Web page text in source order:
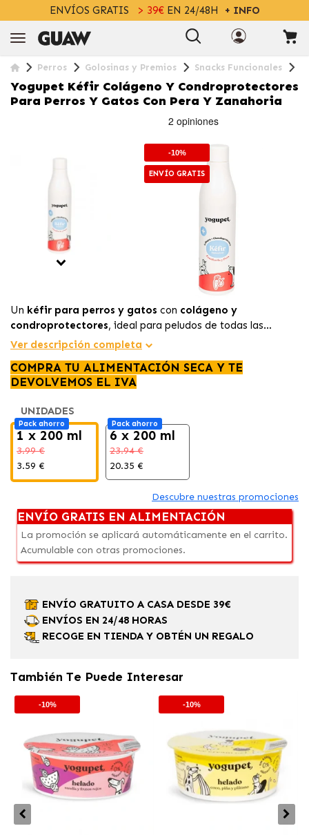
ENVÍOS GRATIS > 39€EN 24/48H + INFO
Perros Golosinas y Premios Snacks Funcionales
Yogupet Kéfir Colágeno Y Condroprotectores
Para Perros Y Gatos Con Pera Y Zanahoria
-10%
ENVÍO GRATIS
Un kéfir para perros y gatos con colágeno y
condroprotectores, ideal para peludos de todas las
edades que necesitan un snack funcional que apoye las
alimentación diaria.
Ver descripción completa
COMPRA TU ALIMENTACIÓN SECA Y TE
DEVOLVEMOS EL IVA
UNIDADES
Pack ahorro
1 x 200 ml
3.99 €
3.59 €
Pack ahorro
6 x 200 ml
23.94 €
20.35 €
Descubre nuestras promociones
ENVÍO GRATIS EN ALIMENTACIÓN
La promoción se aplicará automáticamente en el carrito.
Acumulable con otras promociones.
ENVÍO GRATUITO A CASA DESDE 39€
ENVÍOS EN 24/48 HORAS
RECOGE EN TIENDA Y OBTÉN UN REGALO
También Te Puede Interesar
-10% -10%